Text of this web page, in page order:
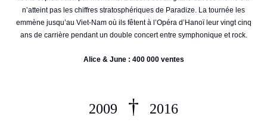
n’atteint pas les chiffres stratosphériques de Paradize. La tournée les
emmène jusqu’au Viet-Nam où ils fêtent à l’Opéra d’Hanoï leur vingt cinq
ans de carrière pendant un double concert entre symphonique et rock.
Alice & June : 400 000 ventes
2009 † 2016